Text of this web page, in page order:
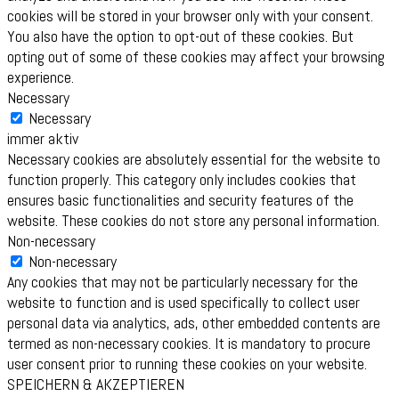
cookies will be stored in your browser only with your consent.
You also have the option to opt-out of these cookies. But
opting out of some of these cookies may affect your browsing
experience.
Necessary
Necessary
immer aktiv
Necessary cookies are absolutely essential for the website to
function properly. This category only includes cookies that
ensures basic functionalities and security features of the
website. These cookies do not store any personal information.
Non-necessary
Non-necessary
Any cookies that may not be particularly necessary for the
website to function and is used specifically to collect user
personal data via analytics, ads, other embedded contents are
termed as non-necessary cookies. It is mandatory to procure
user consent prior to running these cookies on your website.
SPEICHERN & AKZEPTIEREN